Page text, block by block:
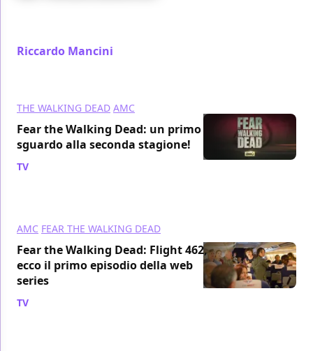
Riccardo Mancini
THE WALKING DEAD AMC
Fear the Walking Dead: un primo
sguardo alla seconda stagione!
TV
AMC FEAR THE WALKING DEAD
Fear the Walking Dead: Flight 462,
ecco il primo episodio della web
series
TV